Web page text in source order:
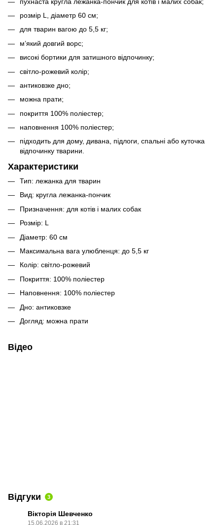
розмір L, діаметр 60 см;
для тварин вагою до 5,5 кг;
м’який довгий ворс;
високі бортики для затишного відпочинку;
світло-рожевий колір;
антиковзке дно;
можна прати;
покриття 100% поліестер;
наповнення 100% поліестер;
підходить для дому, дивана, підлоги, спальні або куточка
відпочинку тварини.
Характеристики
Тип: лежанка для тварин
Вид: кругла лежанка-пончик
Призначення: для котів і малих собак
Розмір: L
Діаметр: 60 см
Максимальна вага улюбленця: до 5,5 кг
Колір: світло-рожевий
Покриття: 100% поліестер
Наповнення: 100% поліестер
Дно: антиковзке
Догляд: можна прати
Відео
Відгуки 3
Вікторія Шевченко
15.06.2026 в 21:31